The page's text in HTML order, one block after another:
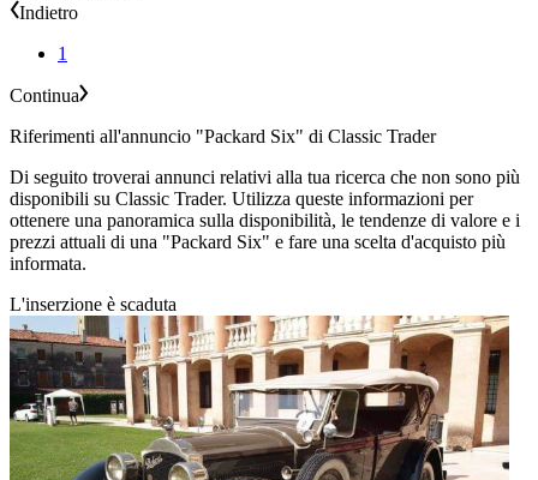
Indietro
1
Continua
Riferimenti all'annuncio "Packard Six" di Classic Trader
Di seguito troverai annunci relativi alla tua ricerca che non sono più
disponibili su Classic Trader. Utilizza queste informazioni per
ottenere una panoramica sulla disponibilità, le tendenze di valore e i
prezzi attuali di una "Packard Six" e fare una scelta d'acquisto più
informata.
L'inserzione è scaduta